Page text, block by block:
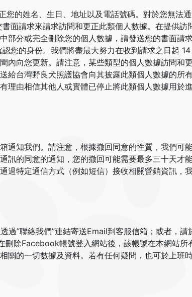
您的姓名、生日、地址以及電話號碼。對於您無法
面請求來請求訪問和更正此類個人數據。在提供訪
部分或完全刪除您的個人數據，請發送您的書面請
您的身份。我們將盡最大努力在收到請求之日起
內向您更新。請注意，某些類型的個人數據訪問和
給台灣野良犬照護協會向其披露此類個人數據的所
由相信其他人或實體已停止將此類個人數據用於
通知我們。請注意，根據撤回同意的性質，我們可
的同意的通知，您的撤回可能需要最多三十天才
過特定通信方式（例如短信）接收相關營銷資訊，
”聯絡我們”連結寄送EmaiI到客服信箱；或者，請
除Facebook帳號登入網站後，該帳號在本網站所
關的一切數據及資料。若有任何疑問，也可於上班